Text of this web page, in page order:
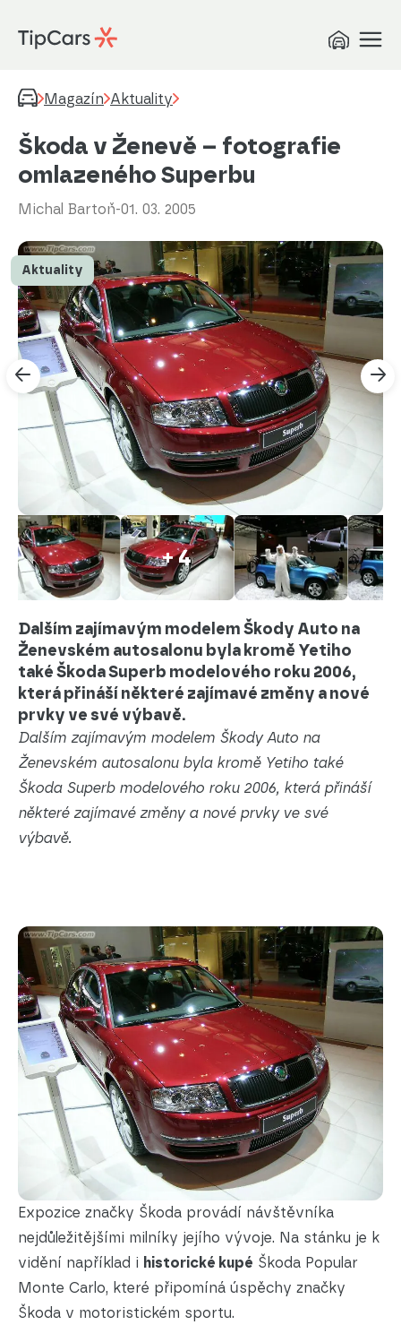
Magazín Aktuality
Škoda v Ženevě – fotografie
omlazeného Superbu
Michal Bartoň-01. 03. 2005
+ 4
Aktuality
Dalším zajímavým modelem Škody Auto na
Ženevském autosalonu byla kromě Yetiho
také Škoda Superb modelového roku 2006,
která přináší některé zajímavé změny a nové
prvky ve své výbavě.
Dalším zajímavým modelem Škody Auto na
Ženevském autosalonu byla kromě Yetiho také
Škoda Superb modelového roku 2006, která přináší
některé zajímavé změny a nové prvky ve své
výbavě.
Expozice značky Škoda provádí návštěvníka
nejdůležitějšími milníky jejího vývoje. Na stánku je k
vidění například i historické kupé Škoda Popular
Monte Carlo, které připomíná úspěchy značky
Škoda v motoristickém sportu.